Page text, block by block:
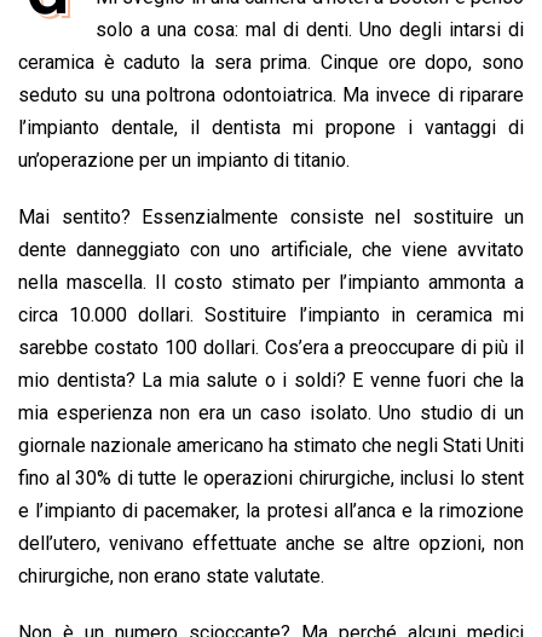
o
o
k
s
A
p
p
e
d
I
a
d
s
l
L
i
n
k
t
solo a una cosa: mal di denti. Uno degli intarsi di
ceramica è caduto la sera prima. Cinque ore dopo, sono
seduto su una poltrona odontoiatrica. Ma invece di riparare
l’impianto dentale, il dentista mi propone i vantaggi di
un’operazione per un impianto di titanio.
Mai sentito? Essenzialmente consiste nel sostituire un
dente danneggiato con uno artificiale, che viene avvitato
nella mascella. Il costo stimato per l’impianto ammonta a
circa 10.000 dollari. Sostituire l’impianto in ceramica mi
sarebbe costato 100 dollari. Cos’era a preoccupare di più il
mio dentista? La mia salute o i soldi? E venne fuori che la
mia esperienza non era un caso isolato. Uno studio di un
giornale nazionale americano ha stimato che negli Stati Uniti
fino al 30% di tutte le operazioni chirurgiche, inclusi lo stent
e l’impianto di pacemaker, la protesi all’anca e la rimozione
dell’utero, venivano effettuate anche se altre opzioni, non
chirurgiche, non erano state valutate.